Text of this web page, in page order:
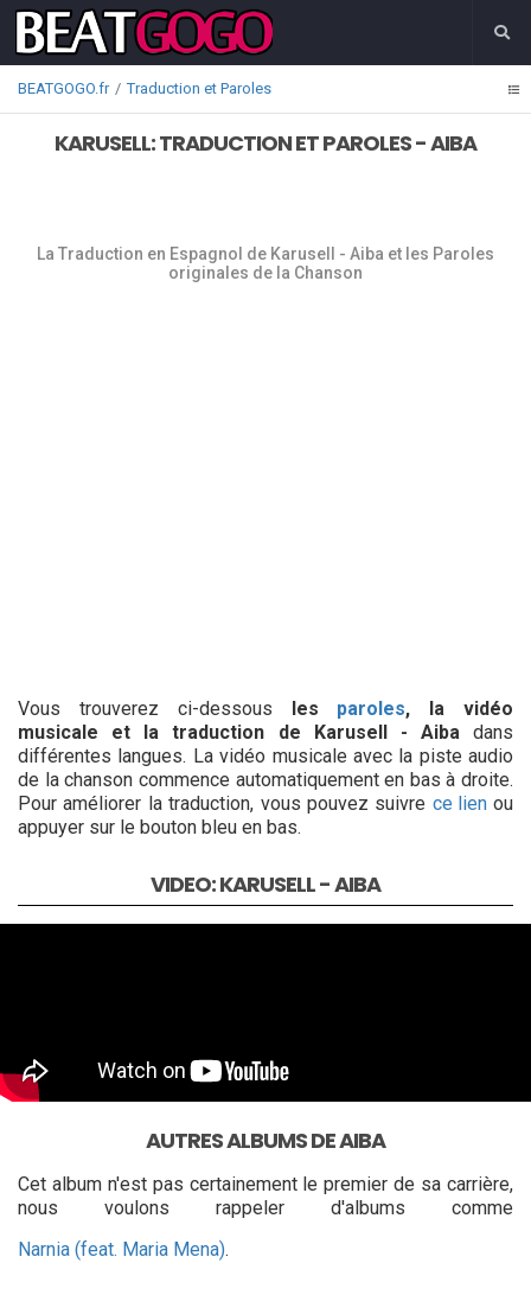
BEATGOGO.fr Traduction et Paroles
KARUSELL: TRADUCTION ET PAROLES - AIBA
La Traduction en Espagnol de Karusell - Aiba et les Paroles
originales de la Chanson
Vous trouverez ci-dessous les paroles, la vidéo
musicale et la traduction de Karusell - Aiba dans
différentes langues. La vidéo musicale avec la piste audio
de la chanson commence automatiquement en bas à droite.
Pour améliorer la traduction, vous pouvez suivre ce lienou
appuyer sur le bouton bleu en bas.
VIDEO: KARUSELL - AIBA
AUTRES ALBUMS DE AIBA
Cet album n'est pas certainement le premier de sa carrière,
nous voulons rappeler d'albums comme
Narnia (feat. Maria Mena).